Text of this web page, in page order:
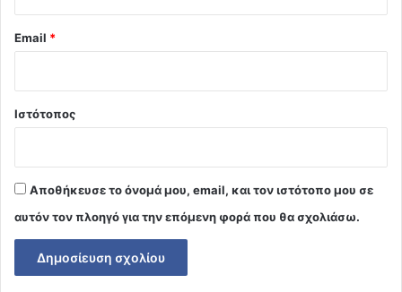
Email *
Ιστότοπος
Αποθήκευσε το όνομά μου, email, και τον ιστότοπο μου σε
αυτόν τον πλοηγό για την επόμενη φορά που θα σχολιάσω.